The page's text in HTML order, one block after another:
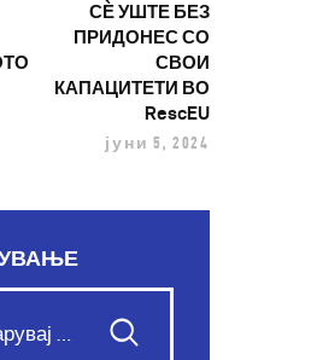
СЀ УШТЕ БЕЗ
ПРИДОНЕС СО
СВОИ
КАПАЦИТЕТИ ВО
RescEU
јуни 5, 2024